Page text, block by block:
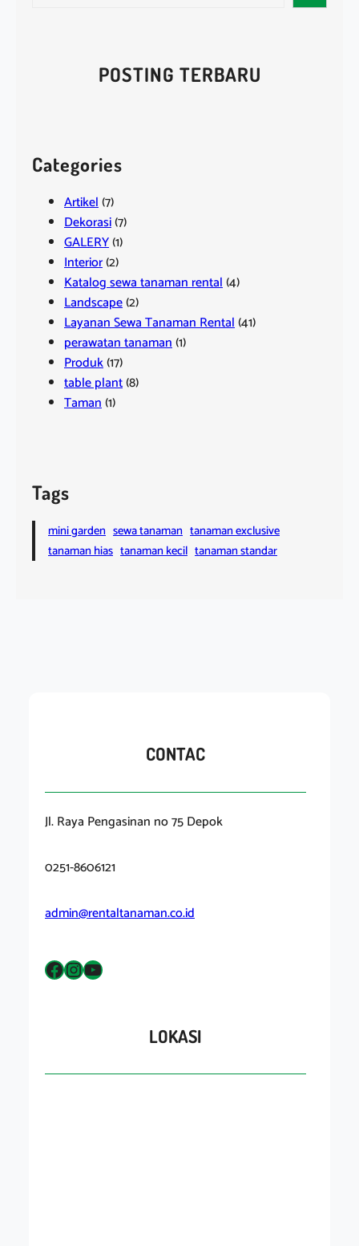
POSTING TERBARU
Categories
Artikel(7)
Dekorasi(7)
GALERY(1)
Interior(2)
Katalog sewa tanaman rental(4)
Landscape(2)
Layanan Sewa Tanaman Rental(41)
perawatan tanaman(1)
Produk(17)
table plant(8)
Taman(1)
Tags
mini garden sewa tanaman tanaman exclusive
tanaman hias tanaman kecil tanaman standar
CONTAC
Jl. Raya Pengasinan no 75 Depok
0251-8606121
admin@rentaltanaman.co.id
Facebook InstagramYouTube
LOKASI